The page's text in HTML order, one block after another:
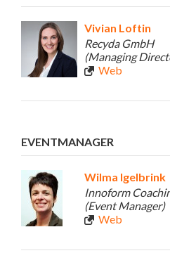
Vivian Loftin
Recyda GmbH
(Managing
Web
EVENTMANAGER
Wilma Igelbrink
Innoform
(Event Manager)
Web